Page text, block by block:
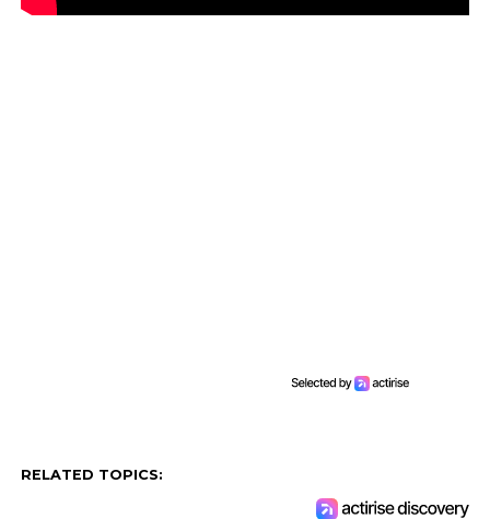
RELATED TOPICS: